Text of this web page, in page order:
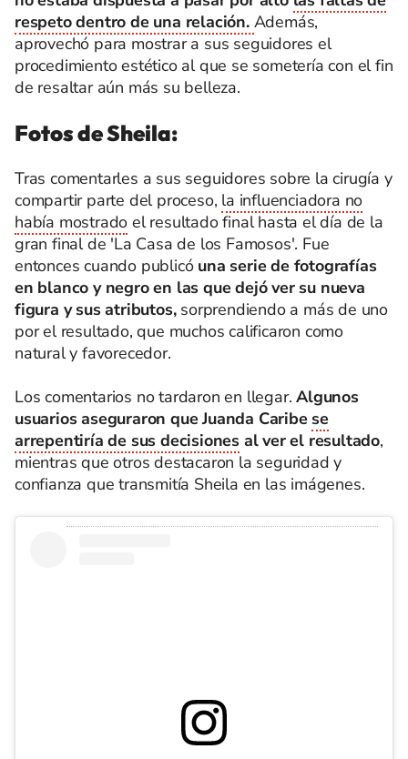
respeto dentro de una relación. Además,
aprovechó para mostrar a sus seguidores el
procedimiento estético al que se sometería con el fin
de resaltar aún más su belleza.
Fotos de Sheila:
Tras comentarles a sus seguidores sobre la cirugía y
compartir parte del proceso, la influenciadora no
había mostrado el resultado final hasta el día de la
gran final de 'La Casa de los Famosos'. Fue
entonces cuando publicó una serie de fotografías
en blanco y negro en las que dejó ver su nueva
figura y sus atributos, sorprendiendo a más de uno
por el resultado, que muchos calificaron como
natural y favorecedor.
Los comentarios no tardaron en llegar.Algunos
usuarios aseguraron que Juanda Caribe se
arrepentiría de sus decisiones al ver el resultado,
mientras que otros destacaron la seguridad y
confianza que transmitía Sheila en las imágenes.